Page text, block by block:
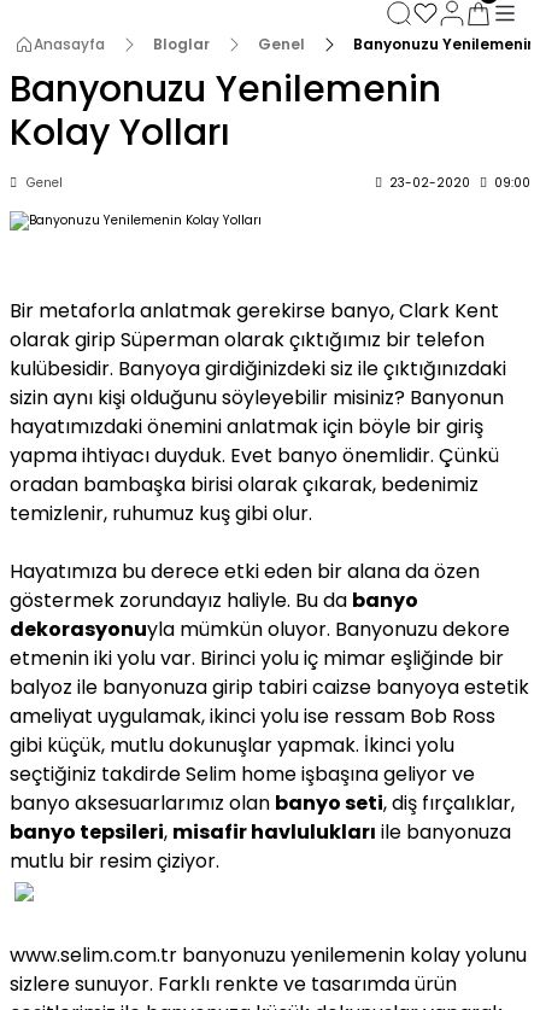
3000 TL ve Üzeri Alışverişlerde Kargo Bedava! 2
3000 TL ve Üzeri Alışverişlerde Kargo Bedava!
3000 TL ve Üzeri Alışverişlerde Kargo Bedava!
Anasayfa Bloglar Genel Banyonuzu Yenilemenin
Banyonuzu Yenilemenin
Kolay Yolları
Genel 23-02-2020 09:00
Bir metaforla anlatmak gerekirse banyo, Clark Kent
olarak girip Süperman olarak çıktığımız bir telefon
kulübesidir. Banyoya girdiğinizdeki siz ile çıktığınızdaki
sizin aynı kişi olduğunu söyleyebilir misiniz? Banyonun
hayatımızdaki önemini anlatmak için böyle bir giriş
yapma ihtiyacı duyduk. Evet banyo önemlidir. Çünkü
oradan bambaşka birisi olarak çıkarak, bedenimiz
temizlenir, ruhumuz kuş gibi olur.
Hayatımıza bu derece etki eden bir alana da özen
göstermek zorundayız haliyle. Bu da banyo
dekorasyonuyla mümkün oluyor. Banyonuzu dekore
etmenin iki yolu var. Birinci yolu iç mimar eşliğinde bir
balyoz ile banyonuza girip tabiri caizse banyoya estetik
ameliyat uygulamak, ikinci yolu ise ressam Bob Ross
gibi küçük, mutlu dokunuşlar yapmak. İkinci yolu
seçtiğiniz takdirdeSelim homeişbaşına geliyor ve
banyo aksesuarlarımız olan banyo seti, diş fırçalıklar,
banyo tepsileri, misafir havlulukları ile banyonuza
mutlu bir resim çiziyor.
www.selim.com.tr banyonuzu yenilemenin kolay yolunu
sizlere sunuyor. Farklı renkte ve tasarımda ürün